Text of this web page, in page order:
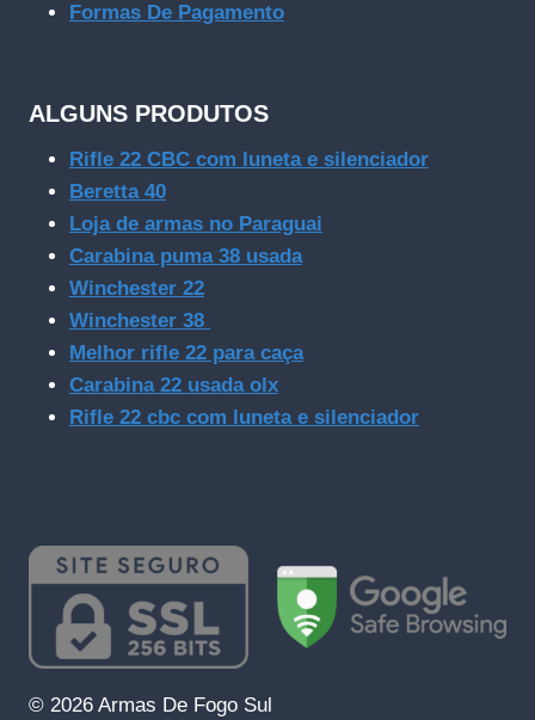
Formas De Pagamento
ALGUNS PRODUTOS
Rifle 22 CBC com luneta e silenciador
Beretta 40
Loja de armas no Paraguai
Carabina puma 38 usada
Winchester 22
Winchester 38
Melhor rifle 22 para caça
Carabina 22 usada olx
Rifle 22 cbc com luneta e silenciador
© 2026 Armas De Fogo Sul